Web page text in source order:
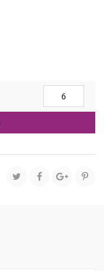
ΚΡΕΜΑΣΤΑ
ΦΥΛΛΑ
Χ5